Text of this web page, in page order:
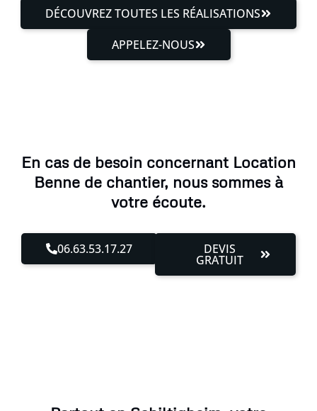
DÉCOUVREZ TOUTES LES RÉALISATIONS
APPELEZ-NOUS
En cas de besoin concernant Location
Benne de chantier, nous sommes à
votre écoute.
06.63.53.17.27 DEVIS
GRATUIT